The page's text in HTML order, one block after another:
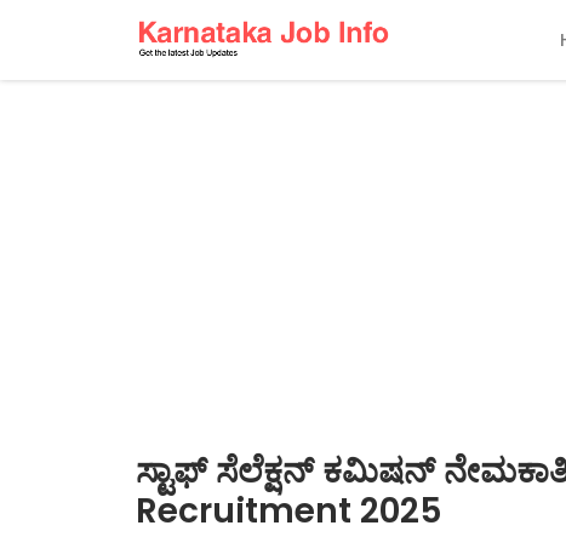
ಸ್ಟಾಫ್ ಸೆಲೆಕ್ಷನ್ ಕಮಿಷನ್ ನೇಮಕಾತಿ
Recruitment 2025